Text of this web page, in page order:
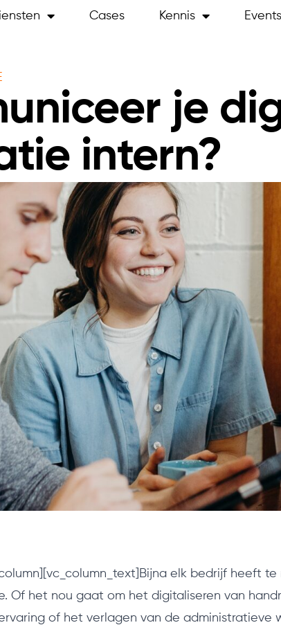
Cases Kennis Events
je
intern?
elk bedrijf heeft
Of het nou gaat om het digitaliseren van
of het verlagen van de administratieve